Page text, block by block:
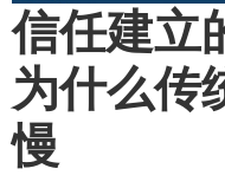
信任建立
为什么传
慢